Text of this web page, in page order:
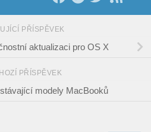
PŘÍSPĚVEK
aktualizaci pro OS X
PŘÍSPĚVEK
modely MacBooků